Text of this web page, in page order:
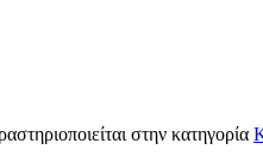
στην κατηγορία